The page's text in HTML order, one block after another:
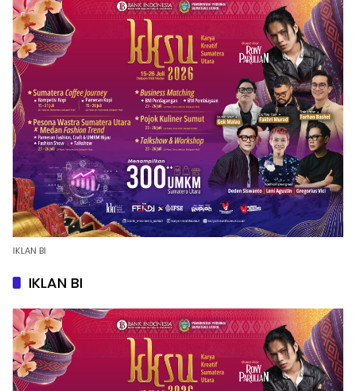
IKLAN BI
IKLAN BI